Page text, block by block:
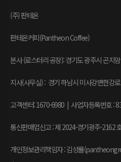
(주) 판테온
판테온커피(Pantheon Coffee)
본사 (로스터리 공장): 경기도 광주시 곤지
지사(사무실) : 경기 하남시 미사강변한강
고객센터: 1670-6980 | 사업자등록번호 :
통신판매업신고 : 제 2024-경기광주-2162
개인정보관리책임자 : 김성률